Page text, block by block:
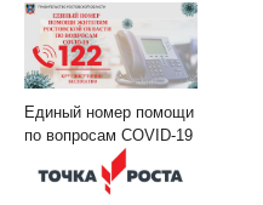
Единый номер помощи
по вопросам COVID-19